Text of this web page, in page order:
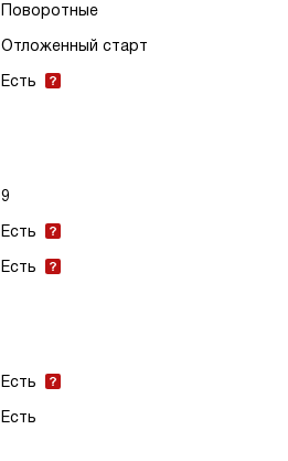
Поворотные
Отложенный старт
Есть
9
Есть
Есть
Есть
Есть